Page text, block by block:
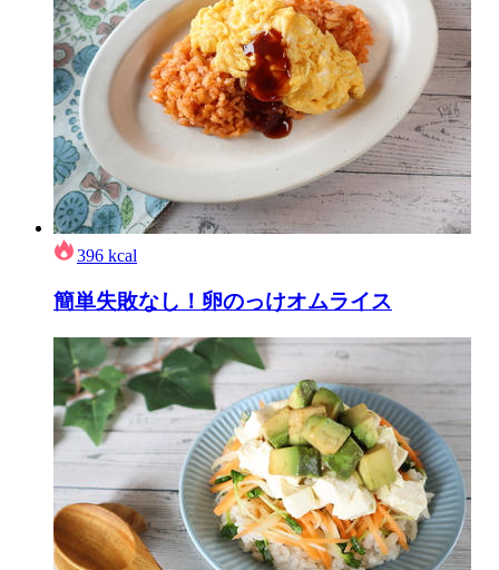
396 kcal
簡単失敗なし！卵のっけオムライス